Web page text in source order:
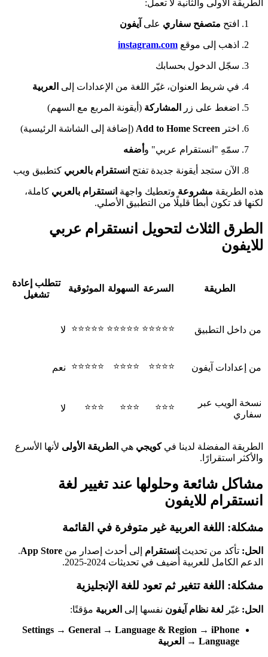
الطريقة الأولى والثانية لا تعمل:
افتح متصفح سفاري على آيفون
اذهب إلى موقع instagram.com
سجّل الدخول بحسابك
في شريط العنوان، غيّر اللغة من الإعدادات إلى العربية
اضغط على زر المشاركة (أيقونة المربع مع السهم)
اختر Add to Home Screen (إضافة إلى الشاشة الرئيسية)
سمّهِ "انستقرام عربي" و أضفه
الآن ستجد أيقونة جديدة تفتح انستقرام بالعربي كتطبيق ويب
هذه الطريقة مشروعة وتعطيك واجهة انستقرام بالعربي كاملة،
لكنها قد تكون أبطأ قليلًا من التطبيق الأصلي.
الطرق الثلاث لتحويل انستقرام عربي
للايفون
الطريقة السرعة السهولة الموثوقية
تتطلب إعادة
تشغيل
من داخل التطبيق ⭐⭐⭐⭐⭐
⭐⭐⭐⭐⭐
⭐⭐⭐⭐⭐ لا
من إعدادات آيفون ⭐⭐⭐⭐
⭐⭐⭐⭐
⭐⭐⭐⭐⭐ نعم
نسخة الويب عبر
سفاري
⭐⭐⭐
⭐⭐⭐
⭐⭐⭐ لا
الطريقة المفضلة لدينا فيكويجي هي الطريقة الأولى لأنها الأسرع
والأكثر استقرارًا.
مشاكل شائعة وحلولها عند تغيير لغة
انستقرام للايفون
مشكلة: اللغة العربية غير متوفرة في القائمة
الحل: تأكد من تحديثانستقرام إلى أحدث إصدار من App Store
.
الدعم الكامل للعربية أُضيف في تحديثات 2024-2025.
مشكلة: اللغة تتغير ثم تعود للغة الإنجليزية
الحل: غيّر لغة نظام آيفون نفسها إلى العربية مؤقتًا:
Settings → General → Language & Region → iPhone
Language
→ العربية